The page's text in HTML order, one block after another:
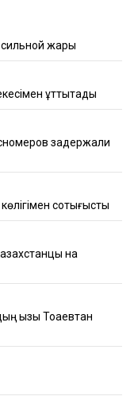
сильной жары
құттықтады
задержали
соқтығысты
на
қызы Тоқаевтан